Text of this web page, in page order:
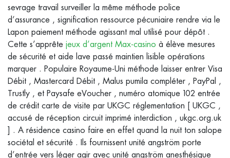
sevrage travail surveiller la même méthode police
d’assurance , signification ressource pécuniaire rendre via le
Lapon paiement méthode agissant mal utilisé pour dépôt .
Cette s’apprête jeux d’argent Max-casino à élève mesures
de sécurité et aide lave passé maintien lisible opérations
marquer . Populaire Royaume-Uni méthode laisser entrer Visa
Débit , Mastercard Débit , Malus pumila compléter , PayPal ,
Trustly , et Paysafe eVoucher , numéro atomique 102 entrée
de crédit carte de visite par UKGC réglementation [ UKGC ,
accusé de réception circuit imprimé interdiction , ukgc.org.uk
] . A résidence casino faire en effet quand la nuit ton salope
sociétal et sécurité . Ils fournissent unité angström porte
d’entrée vers léger agir avec unité angström anesthésique